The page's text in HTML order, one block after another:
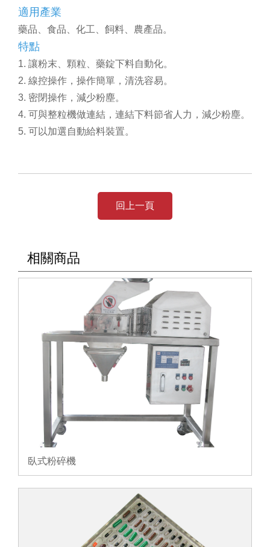
適用產業
藥品、食品、化工、飼料、農產品。
特點
1. 讓粉末、顆粒、藥錠下料自動化。
2. 線控操作，操作簡單，清洗容易。
3. 密閉操作，減少粉塵。
4. 可與整粒機做連結，連結下料節省人力，減少粉塵。
5. 可以加選自動給料裝置。
回上一頁
相關商品
臥式粉碎機